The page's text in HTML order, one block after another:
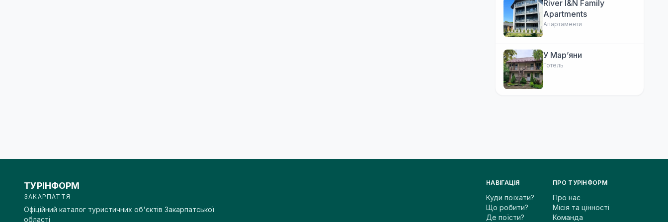
River I&N Family
Apartments
Апартаменти
У Марʼяни
Готель
ТУРІНФОРМ
ЗАКАРПАТТЯ
Офіційний каталог туристичних об'єктів Закарпатської
області
НАВІГАЦІЯ
Куди поїхати?
Що робити?
Де поїсти?
ПРО ТУРІНФОРМ
Про нас
Місія та цінності
Команда